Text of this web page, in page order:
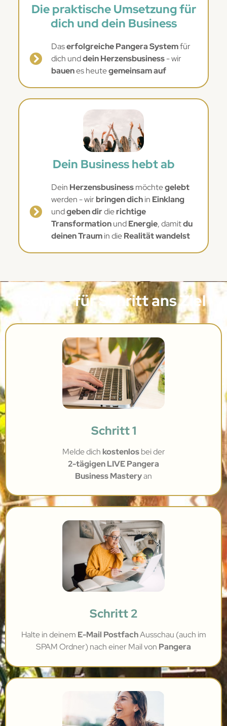
Die praktische Umsetzung für
dich und dein Business
Daserfolgreiche Pangera Systemfür
dich unddein Herzensbusiness- wir
bauenes heutegemeinsam auf
Dein Business hebt ab
Dein Herzensbusinessmöchtegelebt
werden - wirbringen dichin Einklang
undgeben dirdierichtige
TransformationundEnergie, damitdu
deinen Traumin dieRealität wandelst
Schritt für Schritt ans Ziel
Schritt 1
Melde dich kostenlosbeider
2-tägigen LIVE Pangera
Business Masteryan
Schritt 2
Halte in deinem E-Mail PostfachAusschau (auch im
SPAM Ordner) nach einer Mail von Pangera